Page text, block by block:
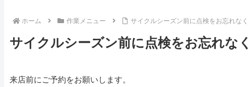
ホーム 作業メニュー サイクルシーズン前に点検をお忘れなく
サイクルシーズン前に点検をお忘れなく
来店前にご予約をお願いします。